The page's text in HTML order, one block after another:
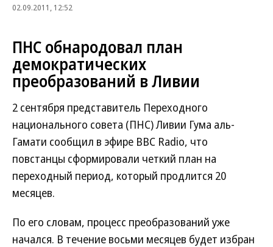
02.09.2011, 12:52
ПНС обнародовал план
демократических
преобразований в Ливии
2 сентября представитель Переходного
национального совета (ПНС) Ливии Гума аль-
Гамати сообщил в эфире BBC Radio, что
повстанцы сформировали четкий план на
переходный период, который продлится 20
месяцев.
По его словам, процесс преобразований уже
начался. В течение восьми месяцев будет избран